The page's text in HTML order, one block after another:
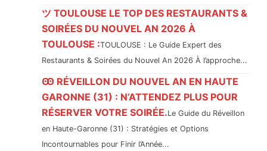
ツ TOULOUSE LE TOP DES RESTAURANTS &
SOIRÉES DU NOUVEL AN 2026 À
TOULOUSE :TOULOUSE : Le Guide Expert des
Restaurants & Soirées du Nouvel An 2026 À l’approche...
Ꙭ RÉVEILLON DU NOUVEL AN EN HAUTE
GARONNE (31) : N’ATTENDEZ PLUS POUR
RÉSERVER VOTRE SOIRÉE.Le Guide du Réveillon
en Haute-Garonne (31) : Stratégies et Options
Incontournables pour Finir l’Année...